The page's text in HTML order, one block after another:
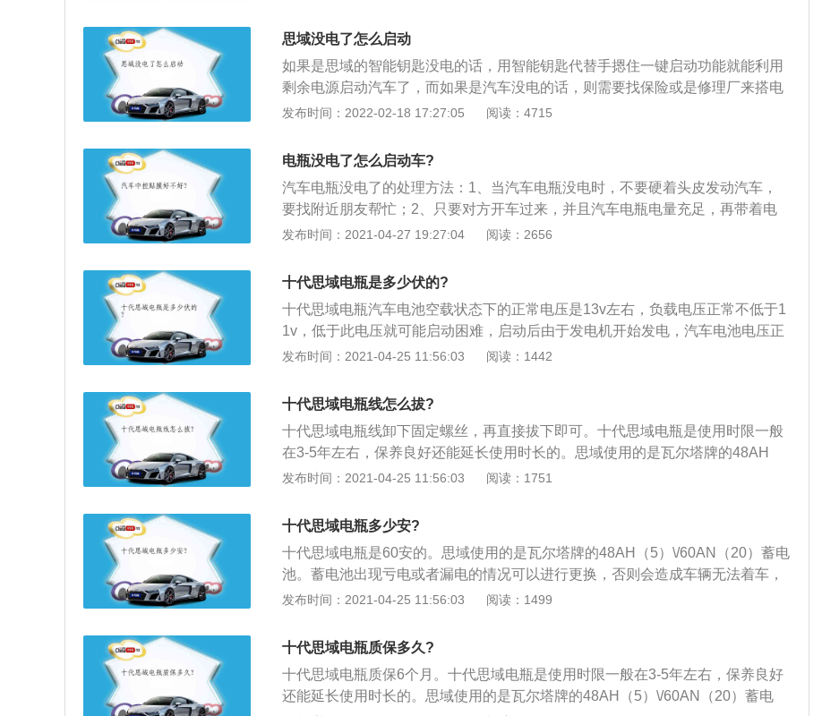
外，所有车钥匙都是带有发动机防盗锁止系统的，该系统能够有效的防止车辆被
盗。而如果我们要取下机械钥匙的话，可以直接拉动钥匙上的释放杆，就能够将
机械钥匙拉出来，要安装的话就重新推进去听到咔哒声就可以了。
思域没电了怎么启动
如果是思域的智能钥匙没电的话，用智能钥匙代替手摁住一键启动功能就能利用
剩余电源启动汽车了，而如果是汽车没电的话，则需要找保险或是修理厂来搭电
启动。思域一般都是使用智能钥匙，而智能钥匙的供电来源于纽扣电池，当钥匙
电瓶以及蓄电池，当汽车启动以后，使用的就是蓄电池的电流，而汽车未启动行
驶的时候使用的就是电瓶里面的电源。当我们汽车停放的时候就要将所有的电源
断开。
发布时间：2022-02-18 17:27:05 阅读：4715
电瓶没电了怎么启动车?
汽车电瓶没电了的处理方法：1、当汽车电瓶没电时，不要硬着头皮发动汽车，
要找附近朋友帮忙；2、只要对方开车过来，并且汽车电瓶电量充足，再带着电
瓶夹即可；3、接电时，两辆车前头要靠近，关键要找准对方车电瓶的正负极，
火，就让对方车加油门，增加电瓶的电量进行尝试。
发布时间：2021-04-27 19:27:04 阅读：2656
十代思域电瓶是多少伏的?
十代思域电瓶汽车电池空载状态下的正常电压是13v左右，负载电压正常不低于1
1v，低于此电压就可能启动困难，启动后由于发电机开始发电，汽车电池电压正
常应该在13.5v-14.5v之间。蓄电池的更换方法如下：1、拧松负极接头螺母，拆
撬开紧固块，接着即可拔出负极接头；2、用相同的方法拆开正极接头即可；3、
拆开锁紧带，拧开用于固定蓄电池的锁紧带的螺母，松开锁紧带，进而将蓄电池
取出；4、用同样的方法把新的蓄电池装回去，不过在安装需要遵循“先正极后负
极”的顺序。
发布时间：2021-04-25 11:56:03 阅读：1442
十代思域电瓶线怎么拔?
十代思域电瓶线卸下固定螺丝，再直接拔下即可。十代思域电瓶是使用时限一般
在3-5年左右，保养良好还能延长使用时长的。思域使用的是瓦尔塔牌的48AH
（5）\/60AN（20）蓄电池。蓄电池出现亏电或者漏电的情况可以进行更换，否
松负极接头螺母，拆开负极接头，用扳手或六角套筒分别拧开负极的紧固螺母，
再用一字螺丝刀慢慢撬开紧固块，接着即可拔出负极接头；2、用相同的方法拆
开正极接头即可；3、拆开锁紧带，拧开用于固定蓄电池的锁紧带的螺母，松开
锁紧带，进而将蓄电池取出；4、用同样的方法把新的蓄电池装回去，不过在安
装需要遵循“先正极后负极”的顺序。
发布时间：2021-04-25 11:56:03 阅读：1751
十代思域电瓶多少安?
十代思域电瓶是60安的。思域使用的是瓦尔塔牌的48AH（5）\/60AN（20）蓄电
池。蓄电池出现亏电或者漏电的情况可以进行更换，否则会造成车辆无法着车，
车内负载没电的情况。蓄电池的更换方法如下：1、拧松负极接头螺母，拆开负
紧固块，接着即可拔出负极接头；2、用相同的方法拆开正极接头即可；3、拆开
锁紧带，拧开用于固定蓄电池的锁紧带的螺母，松开锁紧带，进而将蓄电池取
出；4、用同样的方法把新的蓄电池装回去，不过在安装需要遵循“先正极后负
极”的顺序。
发布时间：2021-04-25 11:56:03 阅读：1499
十代思域电瓶质保多久?
十代思域电瓶质保6个月。十代思域电瓶是使用时限一般在3-5年左右，保养良好
还能延长使用时长的。思域使用的是瓦尔塔牌的48AH（5）\/60AN（20）蓄电